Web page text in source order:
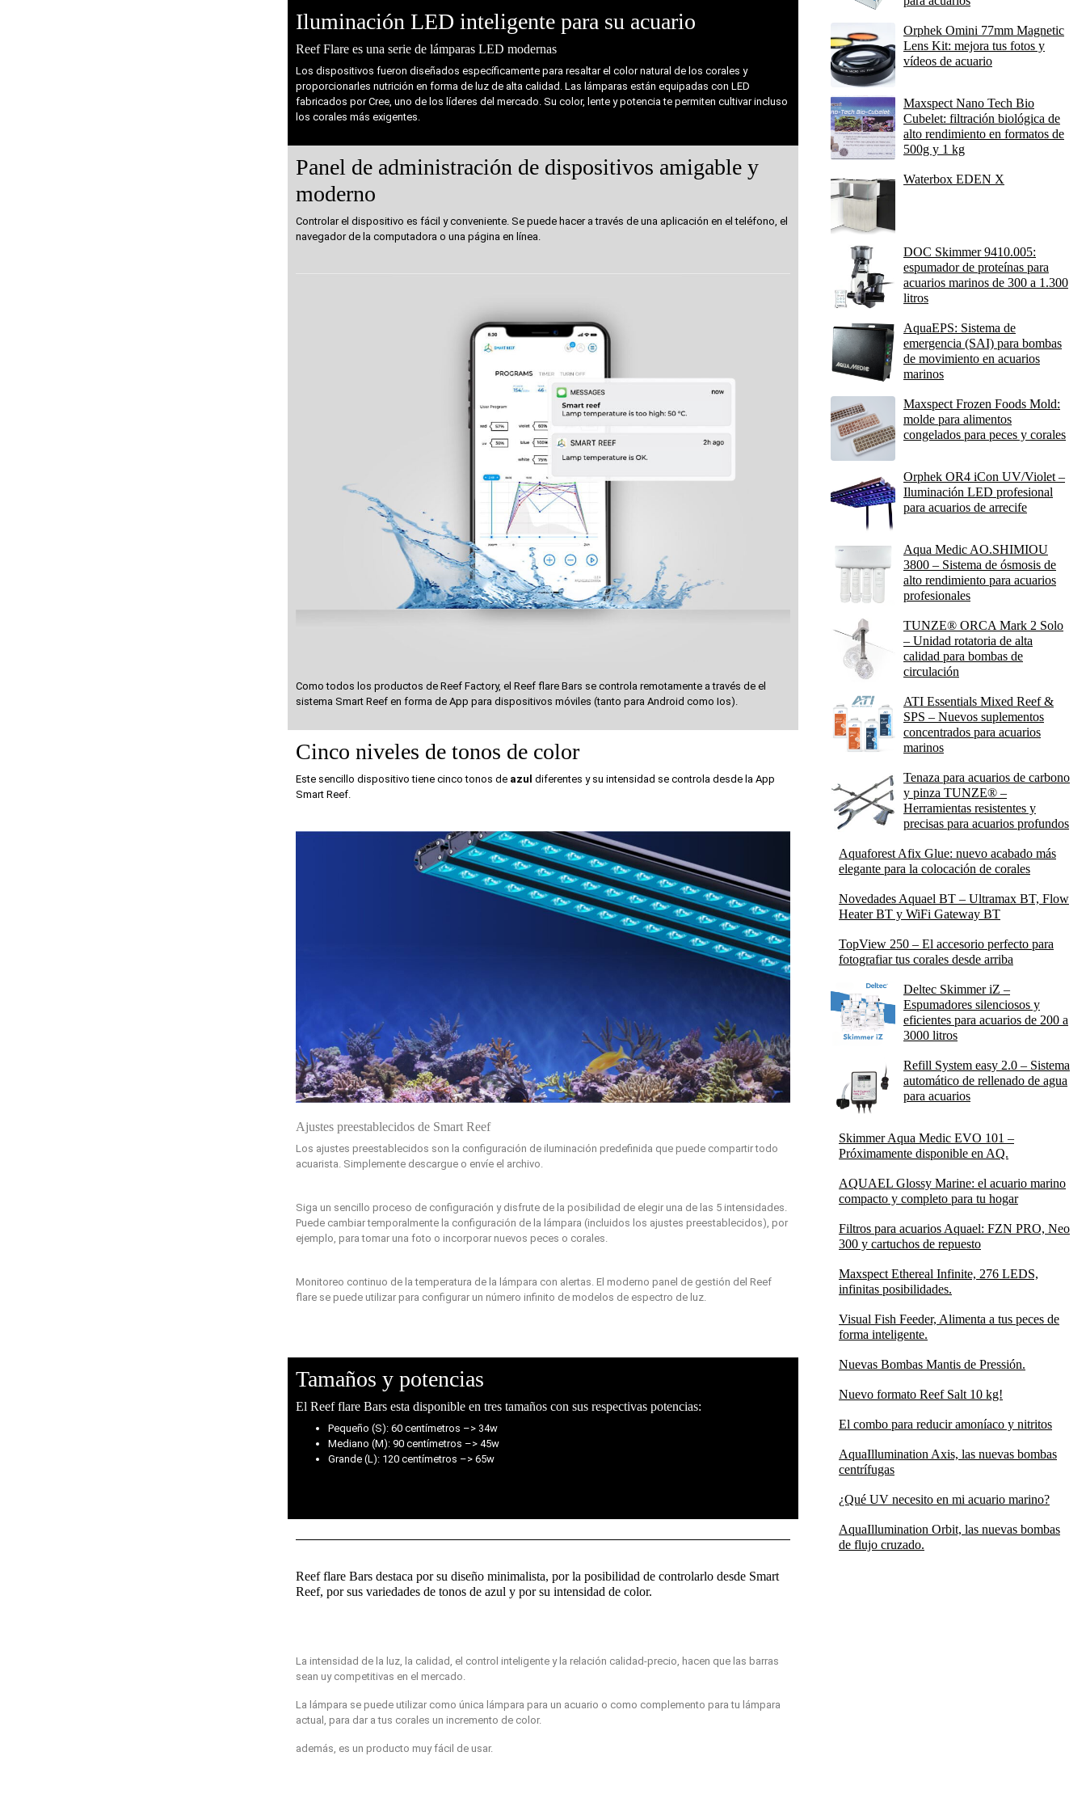
Iluminación LED inteligente para su acuario
Reef Flare es una serie de lámparas LED modernas
Los dispositivos fueron diseñados específicamente para resaltar el color natural de los corales y
proporcionarles nutrición en forma de luz de alta calidad. Las lámparas están equipadas con LED
fabricados por Cree, uno de los líderes del mercado. Su color, lente y potencia te permiten cultivar incluso
los corales más exigentes.
Panel de administración de dispositivos amigable y
moderno
Controlar el dispositivo es fácil y conveniente. Se puede hacer a través de una aplicación en el teléfono, el
navegador de la computadora o una página en línea.
Como todos los productos de Reef Factory, el Reef flare Bars se controla remotamente a través de el
sistema Smart Reef en forma de App para dispositivos móviles (tanto para Android como Ios).
Cinco niveles de tonos de color
Este sencillo dispositivo tiene cinco tonos de azul diferentes y su intensidad se controla desde la App
Smart Reef.
Ajustes preestablecidos de Smart Reef
Los ajustes preestablecidos son la configuración de iluminación predefinida que puede compartir todo
acuarista. Simplemente descargue o envíe el archivo.
Siga un sencillo proceso de configuración y disfrute de la posibilidad de elegir una de las 5 intensidades.
Puede cambiar temporalmente la configuración de la lámpara (incluidos los ajustes preestablecidos), por
ejemplo, para tomar una foto o incorporar nuevos peces o corales.
Monitoreo continuo de la temperatura de la lámpara con alertas. El moderno panel de gestión del Reef
flare se puede utilizar para configurar un número infinito de modelos de espectro de luz.
Tamaños y potencias
El Reef flare Bars esta disponible en tres tamaños con sus respectivas potencias:
Pequeño (S): 60 centímetros –> 34w
Mediano (M): 90 centímetros –> 45w
Grande (L): 120 centímetros –> 65w
Reef flare Bars destaca por su diseño minimalista, por la posibilidad de controlarlo desde Smart
Reef, por sus variedades de tonos de azul y por su intensidad de color.
La intensidad de la luz, la calidad, el control inteligente y la relación calidad-precio, hacen que las barras
sean uy competitivas en el mercado.
La lámpara se puede utilizar como única lámpara para un acuario o como complemento para tu lámpara
actual, para dar a tus corales un incremento de color.
además, es un producto muy fácil de usar.
Orphek Omini 77mm Magnetic
Lens Kit: mejora tus fotos y
vídeos de acuario
Maxspect Nano Tech Bio
Cubelet: filtración biológica de
alto rendimiento en formatos de
500g y 1 kg
Waterbox EDEN X
DOC Skimmer 9410.005:
espumador de proteínas para
acuarios marinos de 300 a 1.300
litros
AquaEPS: Sistema de
emergencia (SAI) para bombas
de movimiento en acuarios
marinos
Maxspect Frozen Foods Mold:
molde para alimentos
congelados para peces y corales
Orphek OR4 iCon UV/Violet –
Iluminación LED profesional
para acuarios de arrecife
Aqua Medic AO.SHIMIOU
3800 – Sistema de ósmosis de
alto rendimiento para acuarios
profesionales
TUNZE® ORCA Mark 2 Solo
– Unidad rotatoria de alta
calidad para bombas de
circulación
ATI Essentials Mixed Reef &
SPS – Nuevos suplementos
concentrados para acuarios
marinos
Tenaza para acuarios de carbono
y pinza TUNZE® –
Herramientas resistentes y
precisas para acuarios profundos
Aquaforest Afix Glue: nuevo acabado más
elegante para la colocación de corales
Novedades Aquael BT – Ultramax BT, Flow
Heater BT y WiFi Gateway BT
TopView 250 – El accesorio perfecto para
fotografiar tus corales desde arriba
Deltec Skimmer iZ –
Espumadores silenciosos y
eficientes para acuarios de 200 a
3000 litros
Refill System easy 2.0 – Sistema
automático de rellenado de agua
para acuarios
Skimmer Aqua Medic EVO 101 –
Próximamente disponible en AQ.
AQUAEL Glossy Marine: el acuario marino
compacto y completo para tu hogar
Filtros para acuarios Aquael: FZN PRO, Neo
300 y cartuchos de repuesto
Maxspect Ethereal Infinite, 276 LEDS,
infinitas posibilidades.
Visual Fish Feeder, Alimenta a tus peces de
forma inteligente.
Nuevas Bombas Mantis de Pressión.
Nuevo formato Reef Salt 10 kg!
El combo para reducir amoníaco y nitritos
AquaIllumination Axis, las nuevas bombas
centrífugas
¿Qué UV necesito en mi acuario marino?
AquaIllumination Orbit, las nuevas bombas
de flujo cruzado.